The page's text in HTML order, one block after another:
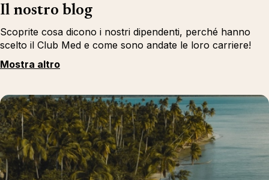
Il nostro blog
Scoprite cosa dicono i nostri dipendenti, perché hanno
scelto il Club Med e come sono andate le loro carriere!
Mostra altro